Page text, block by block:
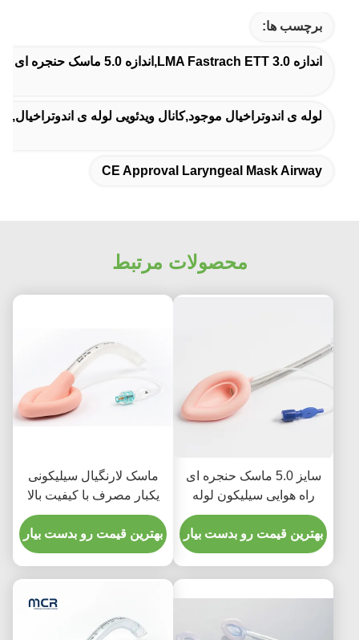
برچسب ها:
اندازه 3.0 LMA Fastrach ETT,اندازه 5.0 ماسک حنجره ای راه هوایی,مجوز CE ماسک لارنگیال راه هوایی
لوله ی اندوتراخیال موجود,کانال ویدئویی لوله ی
CE Approval Laryngeal Mask Airway
محصولات مرتبط
سایز 5.0 ماسک حنجره ای
راه هوایی سیلیکون لوله
حنجره ای راه هوایی برای
استفاده بزرگسالان
بهترین قیمت رو بدست بیار
ماسک لارنگیال سیلیکونی
یکبار مصرف با کیفیت بالا
لوله LMA
بهترین قیمت رو بدست بیار